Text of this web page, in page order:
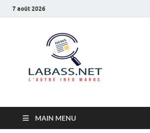
7 août 2026
MAIN MENU